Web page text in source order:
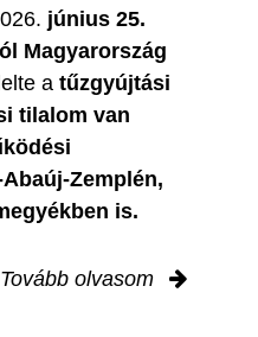
június 25.
Magyarország
a tűzgyújtási
tilalom van
Zemplén,
is.
Tovább olvasom